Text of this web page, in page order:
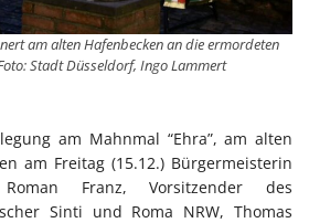
am alten Hafenbecken an die ermordeten
Stadt Düsseldorf, Ingo Lammert
am Mahnmal “Ehra”, am alten
am Freitag (15.12.) Bürgermeisterin
Franz, Vorsitzender des
Sinti und Roma NRW, Thomas